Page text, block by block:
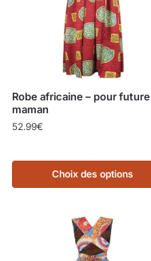
Robe africaine – pour future
maman
52.99€
Choix des options